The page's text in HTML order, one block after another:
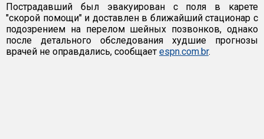
Пострадавший был эвакуирован с поля в карете
"скорой помощи" и доставлен в ближайший стационар с
подозрением на перелом шейных позвонков, однако
после детального обследования худшие прогнозы
врачей не оправдались, сообщает espn.com.br.